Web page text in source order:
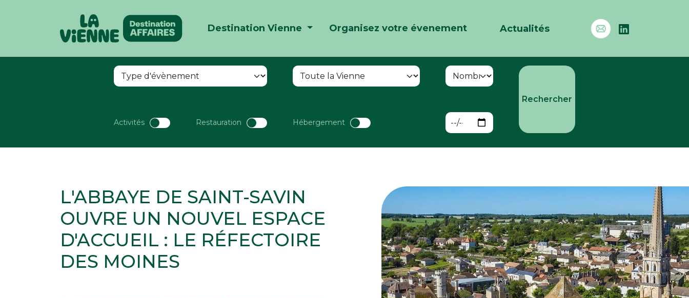
Destination Vienne Organisez votre évenement Actualités
Activités Restauration Hébergement
L'ABBAYE DE SAINT-SAVIN
OUVRE UN NOUVEL ESPACE
D'ACCUEIL : LE RÉFECTOIRE
DES MOINES
Panneau de gestion des cookies